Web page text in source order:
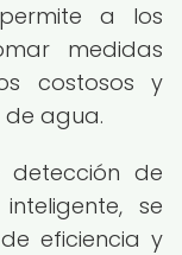
a los
medidas
costosos y
de agua.
detección de
se
eficiencia y